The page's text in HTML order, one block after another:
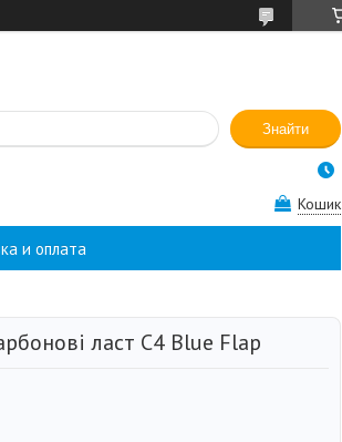
Знайти
Кошик
и оплата
ласт С4 Blue Flap